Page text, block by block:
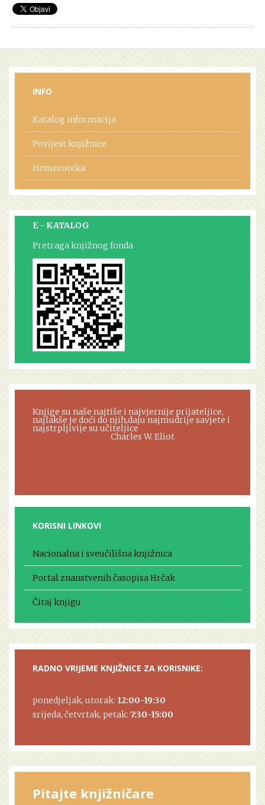
INFO
Katalog informacija
Povijest knjižnice
Hemeroteka
E - KATALOG
Pretraga knjižnog fonda
Knjige su naše najtiše i najvjernije prijateljice,
najlakše je doći do njih,daju najmudrije savjete i
najstrpljivije su učiteljice
Charles W. Eliot
KORISNI LINKOVI
Nacionalna i sveučilišna knjižnica
Portal znanstvenih časopisa Hrčak
Čitaj knjigu
RADNO VRIJEME KNJIŽNICE ZA KORISNIKE:
ponedjeljak, utorak: 12:00-19:30
srijeda, četvrtak, petak: 7:30-15:00
Pitajte knjižničare